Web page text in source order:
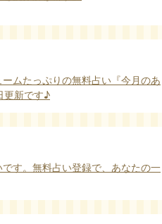
ムたっぷりの無料占い『今月のあ
更新です♪
す。無料占い登録で、あなたの一